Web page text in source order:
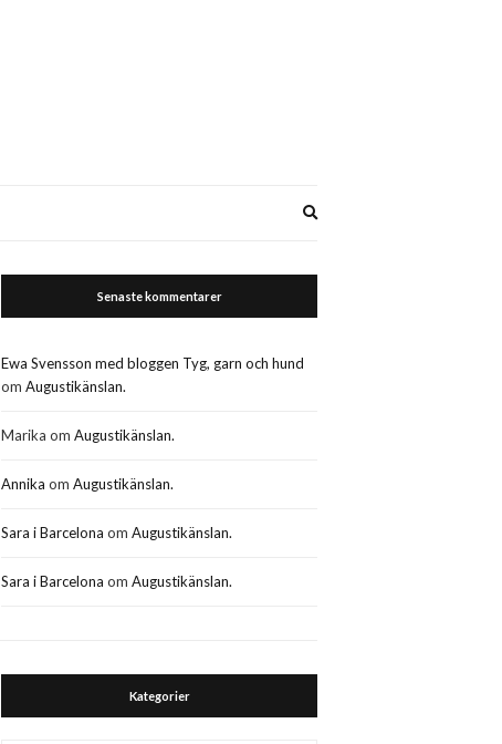
Senaste kommentarer
Ewa Svensson med bloggen Tyg, garn och hund
omAugustikänslan.
Marika omAugustikänslan.
Annika omAugustikänslan.
Sara i Barcelona omAugustikänslan.
Sara i Barcelona omAugustikänslan.
Kategorier